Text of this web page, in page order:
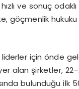
ve sonuç
göçmenlik
için önde
alan şirketler,
bulunduğu ilk